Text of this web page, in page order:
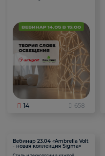
14 658
Вебинар 23.04 «Ambrella Volt
- новая коллекция Sigma»